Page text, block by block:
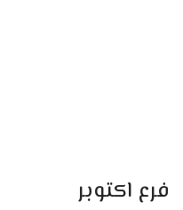
فرع اكتوبر